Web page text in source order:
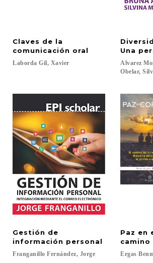
Claves de la
comunicación oral
Laborda Gil, Xavier
Una
Alvarez
Obelar,
Gestión de
información personal
Franganillo Fernández, Jorge
Paz en
Ergas